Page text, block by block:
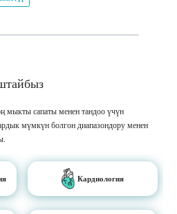
мыкты сапаты менен тандоо үчүн
мүмкүн болгон диапазондору менен
Кардиология